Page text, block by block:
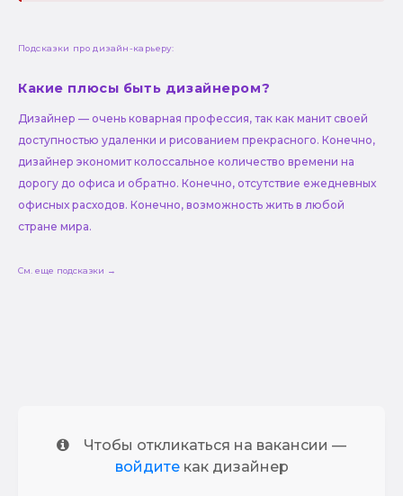
Подсказки про дизайн-карьеру:
Какие плюсы быть дизайнером?
Дизайнер — очень коварная профессия, так как манит своей
доступностью удаленки и рисованием прекрасного. Конечно,
дизайнер экономит колоссальное количество времени на
дорогу до офиса и обратно. Конечно, отсутствие ежедневных
офисных расходов. Конечно, возможность жить в любой
стране мира.
См. еще подсказки →
Чтобы откликаться на вакансии —
войдитекак дизайнер